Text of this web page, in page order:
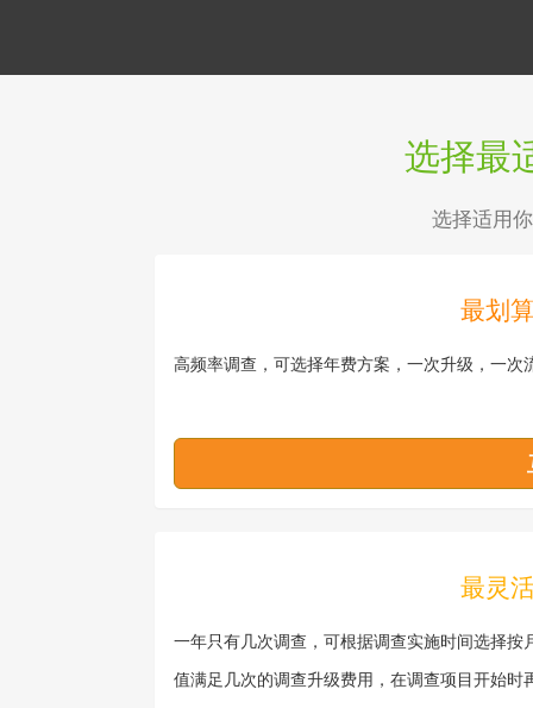
选择最
选择适用
最划
高频率调查，可选择年费方案，一次升级，一
最灵
一年只有几次调查，可根据调查实施时间选择
值满足几次的调查升级费用，在调查项目开始时